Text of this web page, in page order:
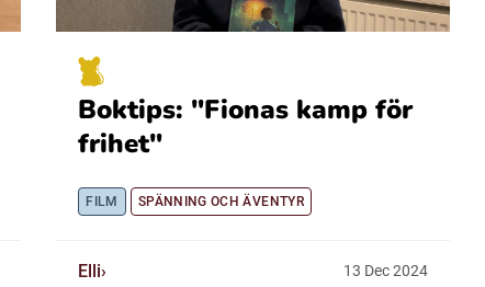
Boktips: "Fionas kamp för
frihet"
FILM SPÄNNING OCH ÄVENTYR
Elli 13 Dec2024